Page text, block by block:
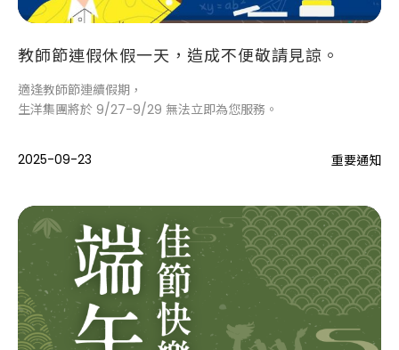
教師節連假休假一天，造成不便敬請見諒。
適逢教師節連續假期，
生洋集團將於 9/27-9/29 無法立即為您服務。
2025-09-23 重要通知